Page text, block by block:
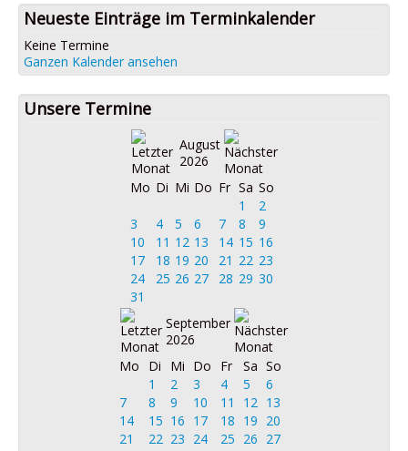
Neueste Einträge im Terminkalender
Keine Termine
Ganzen Kalender ansehen
Unsere Termine
August
2026
Mo Di Mi Do Fr Sa So
1
2
3
4 5 6 7 8
9
10
11 12 13 14 15 16
17
18 19 20 21 22 23
24
25 26 27 28 29 30
31
September
2026
Mo
Di Mi Do Fr Sa So
1
2 3 4 5
6
7
8 9 10 11 12 13
14
15 16 17 18 19 20
21
22 23 24 25 26 27